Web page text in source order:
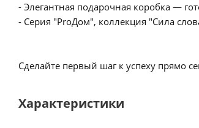
- Элегантная подарочная коробка —
- Серия "ProДом", коллекция "Сила
Сделайте первый шаг к успеху прямо
Характеристики